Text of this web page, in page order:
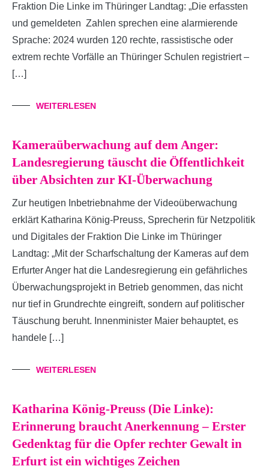
Fraktion Die Linke im Thüringer Landtag: „Die erfassten
und gemeldeten Zahlen sprechen eine alarmierende
Sprache: 2024 wurden 120 rechte, rassistische oder
extrem rechte Vorfälle an Thüringer Schulen registriert –
[…]
WEITERLESEN
Kameraüberwachung auf dem Anger:
Landesregierung täuscht die Öffentlichkeit
über Absichten zur KI-Überwachung
Zur heutigen Inbetriebnahme der Videoüberwachung
erklärt Katharina König-Preuss, Sprecherin für Netzpolitik
und Digitales der Fraktion Die Linke im Thüringer
Landtag: „Mit der Scharfschaltung der Kameras auf dem
Erfurter Anger hat die Landesregierung ein gefährliches
Überwachungsprojekt in Betrieb genommen, das nicht
nur tief in Grundrechte eingreift, sondern auf politischer
Täuschung beruht. Innenminister Maier behauptet, es
handele […]
WEITERLESEN
Katharina König-Preuss (Die Linke):
Erinnerung braucht Anerkennung – Erster
Gedenktag für die Opfer rechter Gewalt in
Erfurt ist ein wichtiges Zeichen